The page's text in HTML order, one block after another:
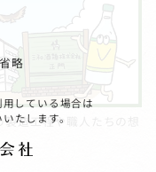
造工程や職人たちの想
略
している場合は
たします。